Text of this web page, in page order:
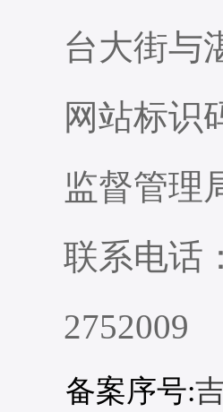
台大
网站标识
监督管理
联系电
2752009
备案序号: